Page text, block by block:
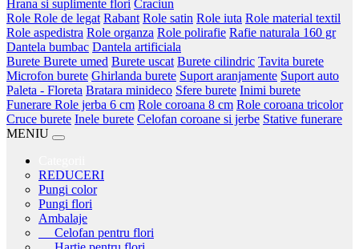
Hrana si suplimente flori Craciun
Role Role de legat Rabant Role satin Role iuta Role material textil
Role aspedistra Role organza Role polirafie Rafie naturala 160 gr
Dantela bumbac Dantela artificiala
Burete Burete umed Burete uscat Burete cilindric Tavita burete
Microfon burete Ghirlanda burete Suport aranjamente Suport auto
Paleta - Floreta Bratara minideco Sfere burete Inimi burete
Funerare Role jerba 6 cm Role coroana 8 cm Role coroana tricolor
Cruce burete Inele burete Celofan coroane si jerbe Stative funerare
MENIU
REDUCERI
Pungi color
Pungi flori
Ambalaje
Celofan pentru flori